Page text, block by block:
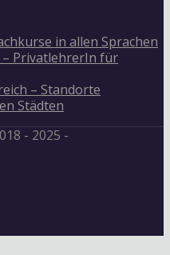
in allen Sprachen
PrivatlehrerIn für
– Standorte
Städten
- 2025 -